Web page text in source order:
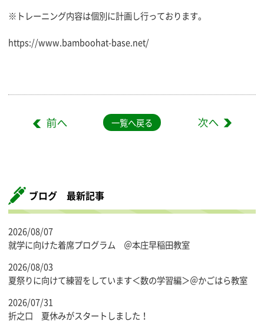
※トレーニング内容は個別に計画し行っております。
https://www.bamboohat-base.net/
一覧へ戻る
ブログ 最新記事
2026/08/07
就学に向けた着席プログラム ＠本庄早稲田教室
2026/08/03
夏祭りに向けて練習をしています＜数の学習編＞＠かごはら教室
2026/07/31
折之口 夏休みがスタートしました！